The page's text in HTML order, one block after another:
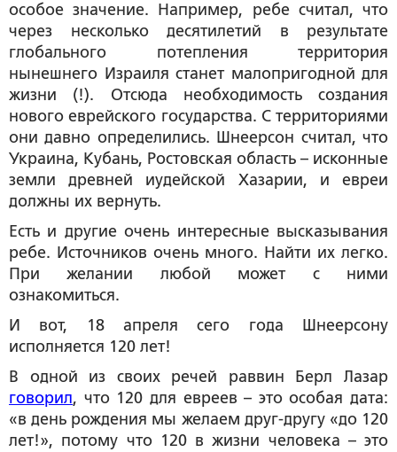
особое значение. Например, ребе считал, что
через несколько десятилетий в результате
глобального потепления территория
нынешнего Израиля станет малопригодной для
жизни (!). Отсюда необходимость создания
нового еврейского государства. С территориями
они давно определились. Шнеерсон считал, что
Украина, Кубань, Ростовская область – исконные
земли древней иудейской Хазарии, и евреи
должны их вернуть.
Есть и другие очень интересные высказывания
ребе. Источников очень много. Найти их легко.
При желании любой может с ними
ознакомиться.
И вот, 18 апреля сего года Шнеерсону
исполняется 120 лет!
В одной из своих речей раввин Берл Лазар
говорил, что 120 для евреев – это особая дата:
«в день рождения мы желаем друг-другу «до 120
лет!», потому что 120 в жизни человека – это